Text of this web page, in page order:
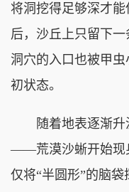
将洞挖得足够深才
后，沙丘上只留下
洞穴的入口也被甲
初状态。
随着地表逐渐升
——荒漠沙蜥开始现
仅将“半圆形”的脑